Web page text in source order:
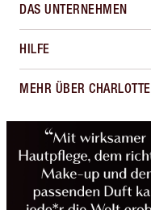
DAS UNTERNEHMEN
HILFE
MEHR ÜBER CHARLOTTE